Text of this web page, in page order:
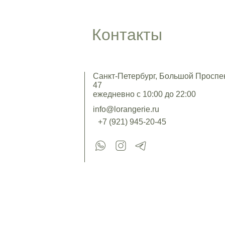
info@lorangerie.ru
+7 (921) 945-20-45
Контакты
Санкт-Петербург, Большой
47
ежедневно с 10:00 до 22:00